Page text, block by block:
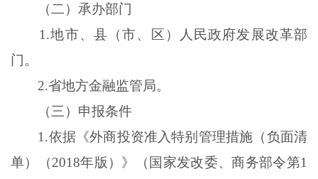
（二）承办部门
1 .地市、县（市、区）人民政府发展改革部
门。
2.省地方金融监管局。
（三）申报条件
1 .依据《外商投资准入特别管理措施（负面清
单）（2018年版）》（国家发改委、商务部令第1